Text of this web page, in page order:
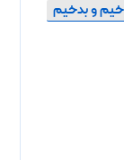
و بدخیم